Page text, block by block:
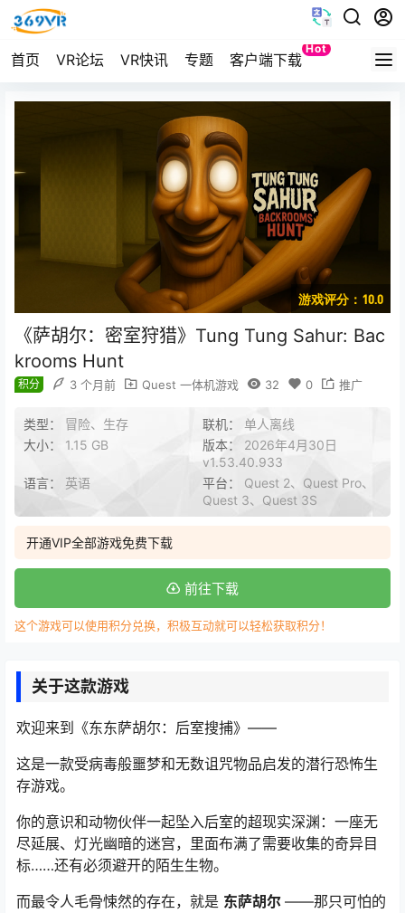
首页 VR论坛 VR快讯 专题 客户端下载
Hot
Quest
游戏评分：10.0
《萨胡尔：密室狩猎》Tung Tung Sahur: Bac
krooms Hunt
积分 3 个月前 Quest 一体机游戏 32 0 推广
类型： 冒险、生存 联机： 单人离线
大小： 1.15 GB 版本： 2026年4月30日
v1.53.40.933
语言： 英语 平台： Quest 2、Quest Pro、
Quest 3、Quest 3S
开通VIP全部游戏免费下载
前往下载
这个游戏可以使用积分兑换，积极互动就可以轻松获取积分！
关于这款游戏
欢迎来到《东东萨胡尔：后室搜捕》——
这是一款受病毒般噩梦和无数诅咒物品启发的潜行恐怖生
存游戏。
你的意识和动物伙伴一起坠入后室的超现实深渊：一座无
尽延展、灯光幽暗的迷宫，里面布满了需要收集的奇异目
标……还有必须避开的陌生生物。
而最令人毛骨悚然的存在，就是 东萨胡尔 ——那只可怕的